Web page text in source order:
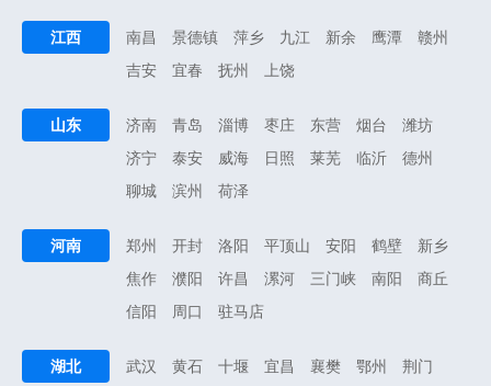
江西 南昌 景德镇 萍乡 九江 新余 鹰潭
赣州
吉安
宜春 抚州 上饶
山东 济南 青岛 淄博 枣庄 东营 烟台
潍坊
济宁
泰安 威海 日照 莱芜 临沂
德州
聊城
滨州 荷泽
河南 郑州 开封 洛阳 平顶山 安阳 鹤壁
新乡
焦作
濮阳 许昌 漯河 三门峡 南阳
商丘
信阳
周口 驻马店
湖北 武汉 黄石 十堰 宜昌 襄樊 鄂州
荆门